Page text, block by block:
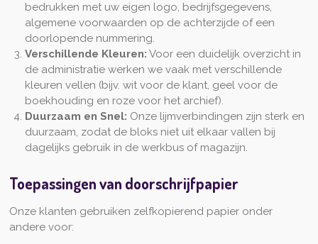
bedrukken met uw eigen logo, bedrijfsgegevens,
algemene voorwaarden op de achterzijde of een
doorlopende nummering.
Verschillende Kleuren: Voor een duidelijk overzicht in
de administratie werken we vaak met verschillende
kleuren vellen (bijv. wit voor de klant, geel voor de
boekhouding en roze voor het archief).
Duurzaam en Snel: Onze lijmverbindingen zijn sterk en
duurzaam, zodat de bloks niet uit elkaar vallen bij
dagelijks gebruik in de werkbus of magazijn.
Toepassingen van doorschrijfpapier
Onze klanten gebruiken zelfkopierend papier onder
andere voor: